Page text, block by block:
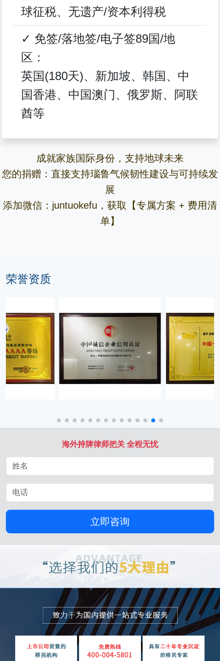
球征税、无遗产/资本利得税
✓ 免签/落地签/电子签89国/地
区：
英国(180天)、新加坡、韩国、中
国香港、中国澳门、俄罗斯、阿联
酋等
成就家族国际身份，支持地球未来
您的捐赠：直接支持瑙鲁气候韧性建设与可持续发
展
添加微信：juntuokefu，获取【专属方案 + 费用清
单】
荣誉资质
海外持牌律师把关 全程无忧
立即咨询